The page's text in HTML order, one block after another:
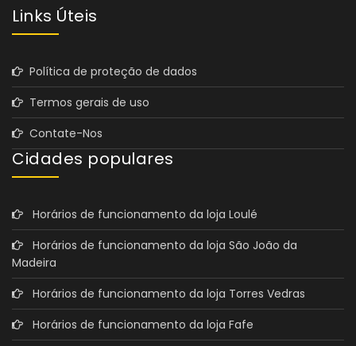
Links Úteis
Política de proteção de dados
Termos gerais de uso
Contate-Nos
Cidades populares
Horários de funcionamento da loja Loulé
Horários de funcionamento da loja São João da
Madeira
Horários de funcionamento da loja Torres Vedras
Horários de funcionamento da loja Fafe